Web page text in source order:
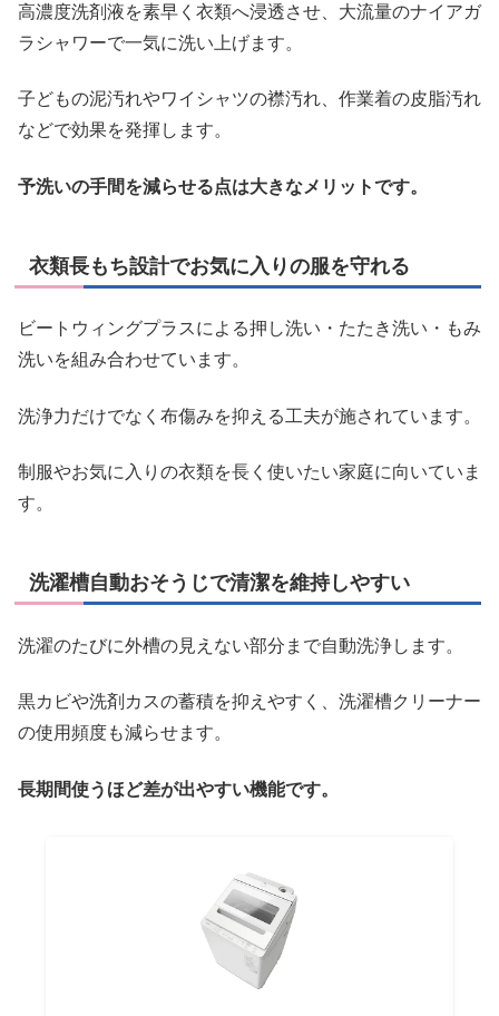
高濃度洗剤液を素早く衣類へ浸透させ、大流量のナイアガ
ラシャワーで一気に洗い上げます。
子どもの泥汚れやワイシャツの襟汚れ、作業着の皮脂汚れ
などで効果を発揮します。
予洗いの手間を減らせる点は大きなメリットです。
衣類長もち設計でお気に入りの服を守れる
ビートウィングプラスによる押し洗い・たたき洗い・もみ
洗いを組み合わせています。
洗浄力だけでなく布傷みを抑える工夫が施されています。
制服やお気に入りの衣類を長く使いたい家庭に向いていま
す。
洗濯槽自動おそうじで清潔を維持しやすい
洗濯のたびに外槽の見えない部分まで自動洗浄します。
黒カビや洗剤カスの蓄積を抑えやすく、洗濯槽クリーナー
の使用頻度も減らせます。
長期間使うほど差が出やすい機能です。